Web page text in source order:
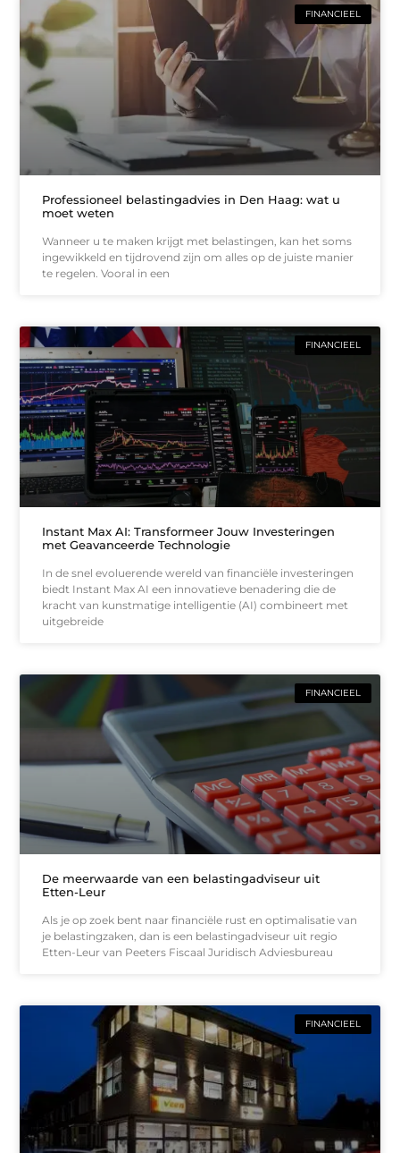
FINANCIEEL
Professioneel belastingadvies in Den Haag: wat u
moet weten
Wanneer u te maken krijgt met belastingen, kan het soms
ingewikkeld en tijdrovend zijn om alles op de juiste manier
te regelen. Vooral in een
FINANCIEEL
Instant Max AI: Transformeer Jouw Investeringen
met Geavanceerde Technologie
In de snel evoluerende wereld van financiële investeringen
biedt Instant Max AI een innovatieve benadering die de
kracht van kunstmatige intelligentie (AI) combineert met
uitgebreide
FINANCIEEL
De meerwaarde van een belastingadviseur uit
Etten-Leur
Als je op zoek bent naar financiële rust en optimalisatie van
je belastingzaken, dan is een belastingadviseur uit regio
Etten-Leur van Peeters Fiscaal Juridisch Adviesbureau
FINANCIEEL